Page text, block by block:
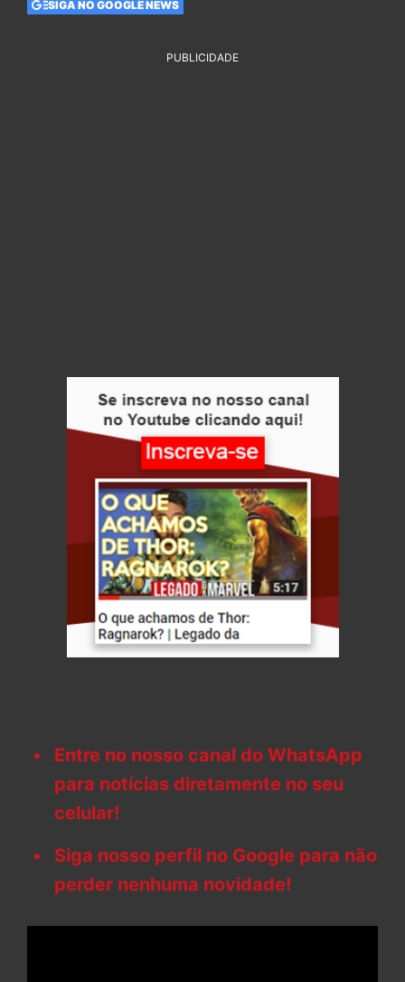
SIGA NO GOOGLE NEWS
PUBLICIDADE
Entre no nosso canal do WhatsApp
para notícias diretamente no seu
celular!
Siga nosso perfil no Google para não
perder nenhuma novidade!